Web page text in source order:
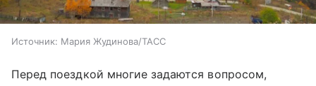
Источник: Мария Жудинова/ТАСС
Перед поездкой многие задаются вопросом,